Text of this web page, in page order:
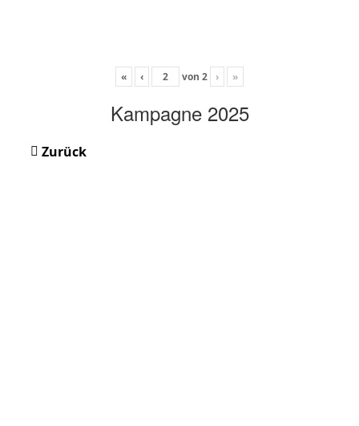
« ‹ von 2 › »
Kampagne 2025
Zurück